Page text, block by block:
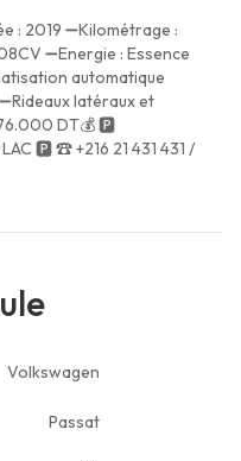
: 2019 ➖Kilométrage :
➖Energie : Essence
automatique
latéraux et
DT💰 🅿
LAC 🅿 ☎ +216 21 431 431 /
Volkswagen
Passat